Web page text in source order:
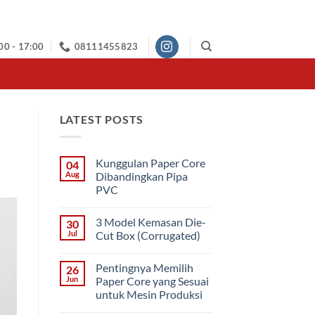
- 17:00 08111455823
LATEST POSTS
04
Aug
Kunggulan Paper Core
Dibandingkan Pipa
PVC
on
Kunggulan
Paper
Pipa
PVC
30
Jul
3 Model Kemasan Die-
Cut Box (Corrugated)
on
3
Model
Kemasan
26
Jun
Pentingnya Memilih
Paper Core yang Sesuai
untuk Mesin Produksi